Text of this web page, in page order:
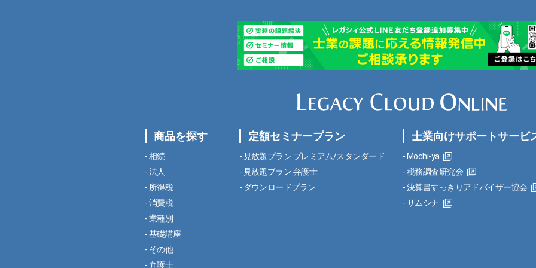
商品を探す
相続
法人
所得税
消費税
業種別
基礎講座
その他
弁護士
定額セミナープラン
見放題プラン プレミアム/スタンダード
見放題プラン 弁護士
ダウンロードプラン
士業向けサポートサービ
Mochi-ya
税務調査研究会
決算書すっきりアドバイザー協会
サムシナ